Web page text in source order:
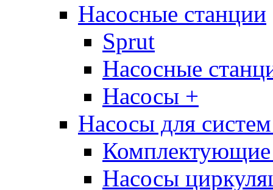
Насосные станции
Sprut
Насосные
Насосы +
Насосы для
Комплектующие
Насосы